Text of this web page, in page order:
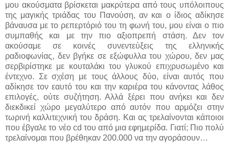
μου ακούσματα βρίσκεται μακρύτερα από τους υπόλοιπους
της μαγικής τριάδας του Πανούση, αν και ο ίδιος αδίκησε
βάναυσα με το ρεπερτόριό του τη φωνή του, μου είναι ο πιο
συμπαθής και με την πιο αξιοπρεπή στάση. Δεν τον
ακούσαμε σε κοινές συνεντεύξεις της ελληνικής
ραδιοφωνίας, δεν βγήκε σε εξώφυλλα του χώρου, δεν μας
σερβιρίστηκε με κουταλάκι του γλυκού επιχρυσωμένο και
έντεχνο. Σε σχέση με τους άλλους δύο, είναι αυτός που
αδίκησε τον εαυτό του και την καριέρα του κάνοντας λάθος
επιλογές, ούτε συζήτηση. Αλλά ξέρει που ανήκει και δεν
διεκδικεί χώρο μεγαλύτερο από αυτόν που αρμόζει στην
τωρινή καλλιτεχνική του δράση. Και ας τρελαίνονται κάποιοι
που έβγαλε το νέο cd του από μια εφημερίδα. Γιατί; Πιο πολύ
τρελαίνομαι που βρέθηκαν 200.000 να την αγοράσουν…